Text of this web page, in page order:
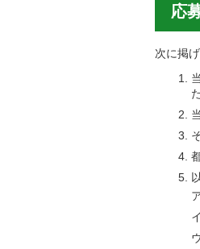
応
次に掲